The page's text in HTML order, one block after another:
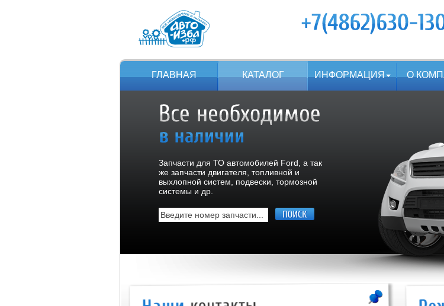
ГЛАВНАЯ КАТАЛОГ ИНФОРМАЦИЯ О
Запчасти для ТО автомобилей Ford, а так
же запчасти двигателя, топливной и
выхлопной систем, подвески, тормозной
системы и др.